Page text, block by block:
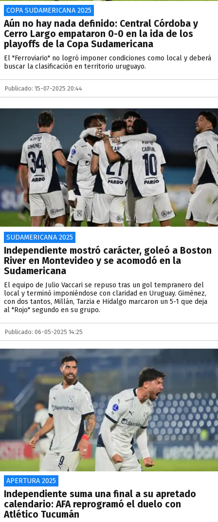
COPA SUDAMERICANA 2025
Aún no hay nada definido: Central Córdoba y
Cerro Largo empataron 0-0 en la ida de los
playoffs de la Copa Sudamericana
El "Ferroviario" no logró imponer condiciones como local y deberá
buscar la clasificación en territorio uruguayo.
Publicado: 15-07-2025 20:44
SUDAMERICANA 2025
Independiente mostró carácter, goleó a Boston
River en Montevideo y se acomodó en la
Sudamericana
El equipo de Julio Vaccari se repuso tras un gol tempranero del
local y terminó imponiéndose con claridad en Uruguay. Giménez,
con dos tantos, Millán, Tarzia e Hidalgo marcaron un 5-1 que deja
al "Rojo" segundo en su grupo.
Publicado: 06-05-2025 14:25
APERTURA 2025
Independiente suma una final a su apretado
calendario: AFA reprogramó el duelo con
Atlético Tucumán